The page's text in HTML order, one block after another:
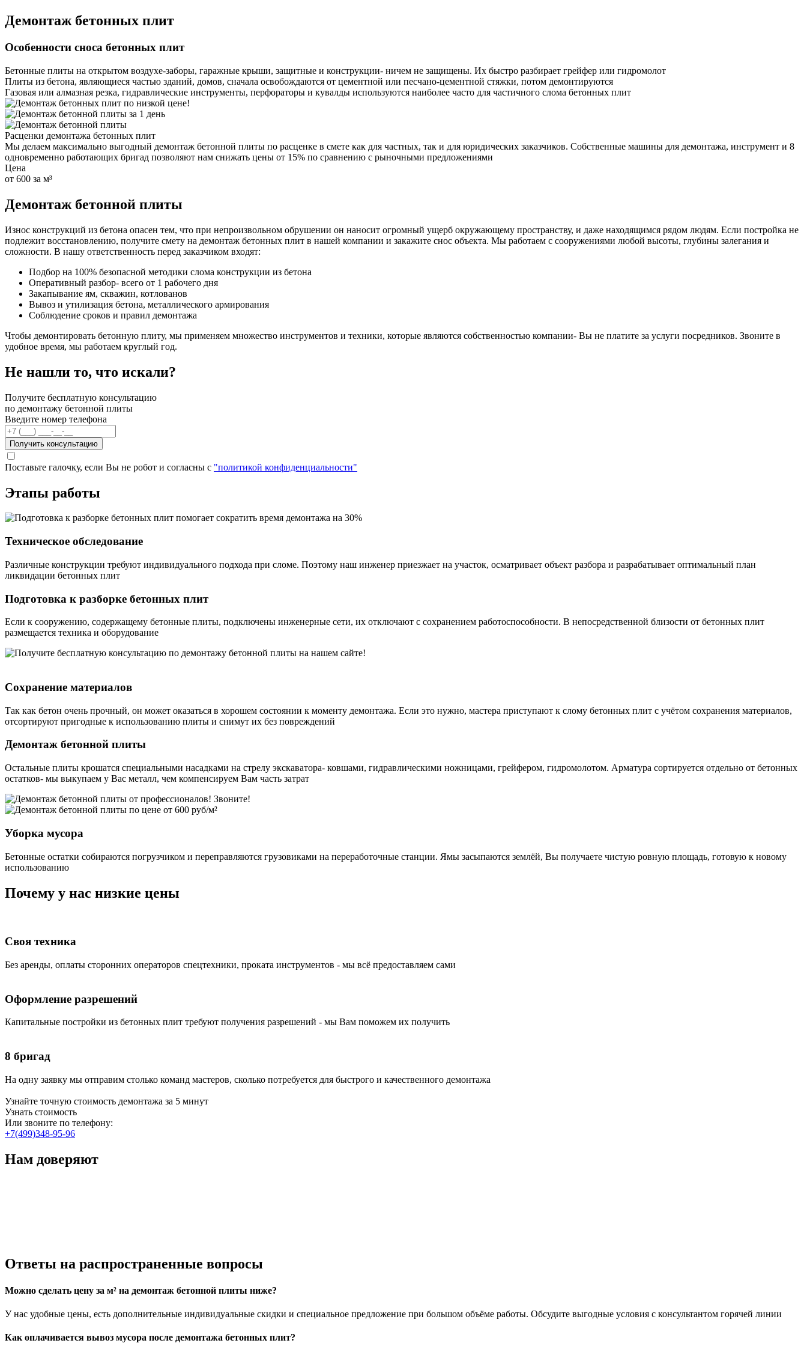
Демонтаж бетонных плит
Особенности сноса бетонных плит
Бетонные плиты на открытом воздухе-заборы, гаражные крыши, защитные и конструкции- ничем не защищены. Их быстро разбирает грейфер или гидромолот
Плиты из бетона, являющиеся частью зданий, домов, сначала освобождаются от цементной или песчано-цементной стяжки, потом демонтируются
Газовая или алмазная резка, гидравлические инструменты, перфораторы и кувалды используются наиболее часто для частичного слома бетонных плит
Расценки демонтажа бетонных плит
Мы делаем максимально выгодный демонтаж бетонной плиты по расценке в смете как для частных, так и для юридических заказчиков. Собственные машины для демонтажа, инструмент и 8
одновременно работающих бригад позволяют нам снижать цены от 15% по сравнению с рыночными предложениями
Цена
от 600 за м³
Демонтаж бетонной плиты
Износ конструкций из бетона опасен тем, что при непроизвольном обрушении он наносит огромный ущерб окружающему пространству, и даже находящимся рядом людям. Если постройка не
подлежит восстановлению, получите смету на демонтаж бетонных плит в нашей компании и закажите снос объекта. Мы работаем с сооружениями любой высоты, глубины залегания и
сложности. В нашу ответственность перед заказчиком входят:
Подбор на 100% безопасной методики слома конструкции из бетона
Оперативный разбор- всего от 1 рабочего дня
Закапывание ям, скважин, котлованов
Вывоз и утилизация бетона, металлического армирования
Соблюдение сроков и правил демонтажа
Чтобы демонтировать бетонную плиту, мы применяем множество инструментов и техники, которые являются собственностью компании- Вы не платите за услуги посредников. Звоните в
удобное время, мы работаем круглый год.
Не нашли то, что искали?
Получите бесплатную консультацию
по демонтажу бетонной плиты
Введите номер телефона
Получить консультацию
Поставьте галочку, если Вы не робот и согласны с "политикой конфиденциальности"
Этапы работы
Техническое обследование
Различные конструкции требуют индивидуального подхода при сломе. Поэтому наш инженер приезжает на участок, осматривает объект разбора и разрабатывает оптимальный план
ликвидации бетонных плит
Подготовка к разборке бетонных плит
Если к сооружению, содержащему бетонные плиты, подключены инженерные сети, их отключают с сохранением работоспособности. В непосредственной близости от бетонных плит
размещается техника и оборудование
Сохранение материалов
Так как бетон очень прочный, он может оказаться в хорошем состоянии к моменту демонтажа. Если это нужно, мастера приступают к слому бетонных плит с учётом сохранения материалов,
отсортируют пригодные к использованию плиты и снимут их без повреждений
Демонтаж бетонной плиты
Остальные плиты крошатся специальными насадками на стрелу экскаватора- ковшами, гидравлическими ножницами, грейфером, гидромолотом. Арматура сортируется отдельно от бетонных
остатков- мы выкупаем у Вас металл, чем компенсируем Вам часть затрат
Уборка мусора
Бетонные остатки собираются погрузчиком и переправляются грузовиками на переработочные станции. Ямы засыпаются землёй, Вы получаете чистую ровную площадь, готовую к новому
использованию
Почему у нас низкие цены
Своя техника
Без аренды, оплаты сторонних операторов спецтехники, проката инструментов - мы всё предоставляем сами
Оформление разрешений
Капитальные постройки из бетонных плит требуют получения разрешений - мы Вам поможем их получить
8 бригад
На одну заявку мы отправим столько команд мастеров, сколько потребуется для быстрого и качественного демонтажа
Узнайте точную стоимость демонтажа за 5 минут
Узнать стоимость
Или звоните по телефону:
+7(499)348-95-96
Нам доверяют
Ответы на распространенные вопросы
Можно сделать цену за м² на демонтаж бетонной плиты ниже?
У нас удобные цены, есть дополнительные индивидуальные скидки и специальное предложение при большом объёме работы. Обсудите выгодные условия с консультантом горячей линии
Как оплачивается вывоз мусора после демонтажа бетонных плит?